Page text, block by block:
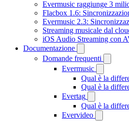
Evermusic raggiunge 3
Flacbox 1.6:
Evermusic 2.3:
Streaming musicale dal
iOS Audio Streaming con
Documentazione
Domande frequenti
Evermusic
Qual è la
Qual è la
Evertag
Qual è la
Evervideo